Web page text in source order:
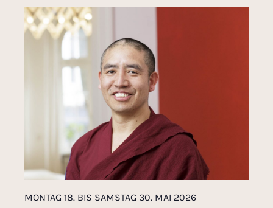
MONTAG 18. BIS SAMSTAG 30. MAI 2026